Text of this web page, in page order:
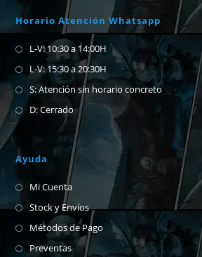
Horario Atención Whatsapp
L-V: 10:30 a 14:00H
L-V: 15:30 a 20:30H
S: Atención sin horario concreto
D: Cerrado
Ayuda
Mi Cuenta
Stock y Envíos
Métodos de Pago
Preventas